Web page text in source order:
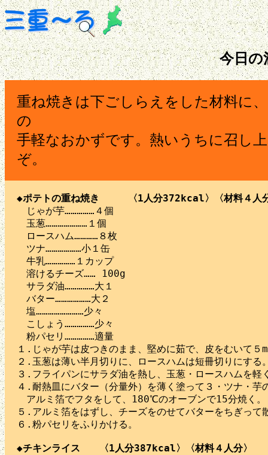
今日の
重ね焼きは下ごしらえをした材料に
の
手軽なおかずです。熱いうちに召し
ぞ。
◆ポテトの重ね焼き　　　〈1人分372kcal〉〈材料４人
じゃが芋……………４個
玉葱…………………１個
ロースハム…………８枚
ツナ………………小１缶
牛乳……………１カップ
溶けるチーズ…… 100g
サラダ油……………大１
バター………………大２
塩……………………少々
こしょう……………少々
粉パセリ……………適量
１.じゃが芋は皮つきのまま、堅めに茹で、皮をむいて５
２.玉葱は薄い半月切りに、ロースハムは短冊切りにする
３.フライパンにサラダ油を熱し、玉葱・ロースハムを軽
４.耐熱皿にバター（分量外）を薄く塗って３・ツナ・芋
アルミ箔でフタをして、180℃のオーブンで15分焼く。
５.アルミ箔をはずし、チーズをのせてバターをちぎっ
６.粉パセリをふりかける。
◆チキンライス　　〈1人分387kcal〉〈材料４人分〉